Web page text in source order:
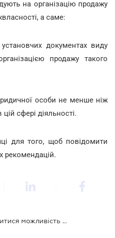
на організацію продажу
а саме:
документах виду
продажу такого
особи не менше ніж
сфері діяльності.
для того, щоб повідомити
рекомендацій.
На Аграрній біржі може з'явитися можливість реалізовувати держмайно